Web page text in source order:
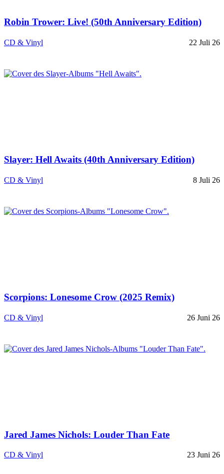
Robin Trower: Live! (50th Anniversary Edition)
CD & Vinyl 22 Juli 26
Slayer: Hell Awaits (40th Anniversary Edition)
CD & Vinyl 8 Juli 26
Scorpions: Lonesome Crow (2025 Remix)
CD & Vinyl 26 Juni 26
Jared James Nichols: Louder Than Fate
CD & Vinyl 23 Juni 26